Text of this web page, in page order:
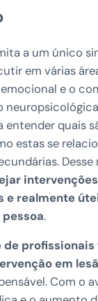
a um único
em várias
e o
entender quais
estas se
e realmente
.
de profissionais
em
Com o